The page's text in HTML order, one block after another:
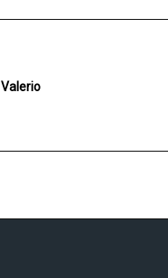
Valerio